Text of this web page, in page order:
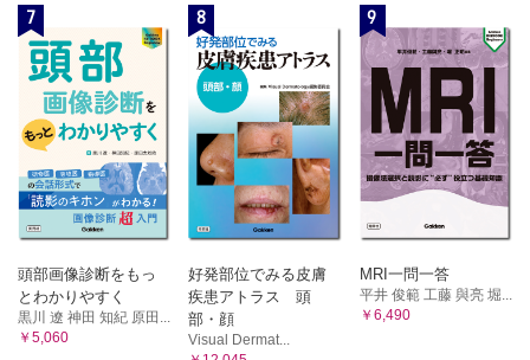
脂肪移植術の歴史／筋膜移植術の歴史
2．皮弁移植術の歴史
皮弁移植術の確立／皮弁血行の概念
7
頭部画像診断をもっ
とわかりやすく
黒川 遼 神田 知紀 原田...
￥5,060
8
好発部位でみる皮膚
疾患アトラス 頭
部・顔
Visual Dermat...
9
MRI一問一答
平井 俊範 工藤 與亮 堀...
￥6,490